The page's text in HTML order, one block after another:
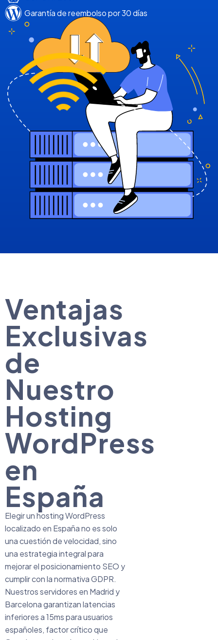
Garantía de reembolso por 30 días
Ventajas
Exclusivas
de
Nuestro
Hosting
WordPress
en
España
Elegir un hosting WordPress
localizado en España no es solo
una cuestión de velocidad, sino
una estrategia integral para
mejorar el posicionamiento SEO y
cumplir con la normativa GDPR.
Nuestros servidores en Madrid y
Barcelona garantizan latencias
inferiores a 15ms para usuarios
españoles, factor crítico que